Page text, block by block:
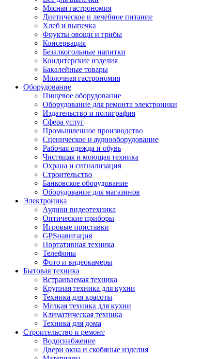
Мясная гастрономия
Диетическое и лечебное питание
Хлеб и выпечка
Фрукты овощи и грибы
Консервация
Безалкогольные напитки
Кондитерские изделия
Бакалейные товары
Молочная гастрономия
Оборудование
Пищевое оборудование
Оборудование для ремонта электроники
Издательство и полиграфия
Сфера услуг
Промышленное производство
Сценическое и аудиооборудование
Рабочая одежда и обувь
Чистящая и моющая техника
Охрана и сигнализация
Строительство
Банковское оборудование
Оборудование для магазинов
Электроника
Аудиои видеотехника
Оптические приборы
Игровые приставки
GPSнавигация
Портативная техника
Телефоны
Фото и видеокамеры
Бытовая техника
Встраиваемая техника
Крупная техника для кухни
Техника для красоты
Мелкая техника для кухни
Климатическая техника
Техника для дома
Строительство и ремонт
Водоснабжение
Двери окна и скобяные изделия